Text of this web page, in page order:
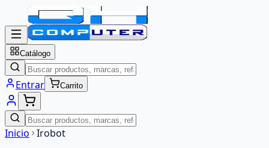
Catálogo
Entrar Carrito
Inicio Irobot